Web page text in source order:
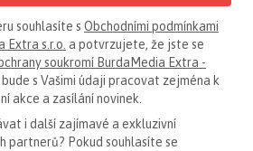
souhlasíte s Obchodními podmínkami
Extra s.r.o. a potvrzujete, že jste se
soukromí BurdaMedia Extra -
bude s Vašimi údaji pracovat zejména k
akce a zasílání novinek.
i další zajímavé a exkluzivní
partnerů? Pokud souhlasíte se